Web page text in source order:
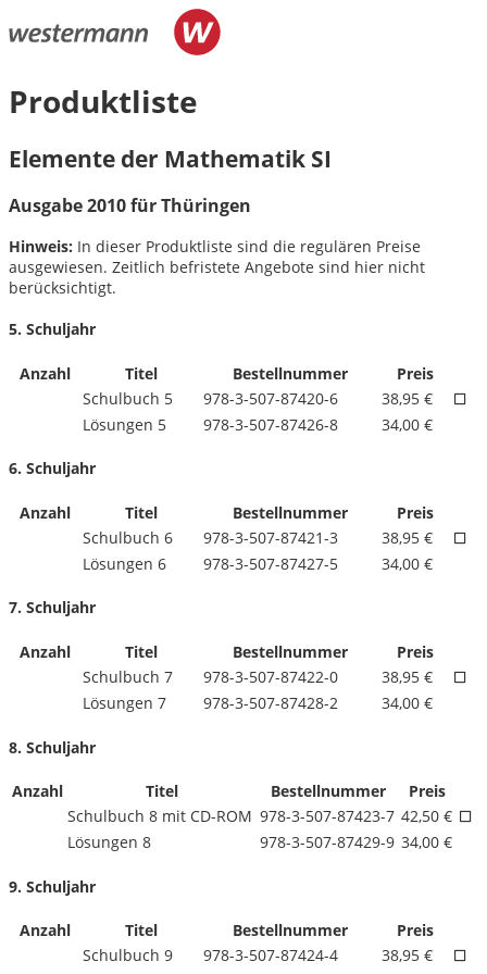
Produktliste
Elemente der Mathematik SI
Ausgabe 2010 für Thüringen
Hinweis: In dieser Produktliste sind die regulären Preise
ausgewiesen. Zeitlich befristete Angebote sind hier nicht
berücksichtigt.
5. Schuljahr
Anzahl Titel Bestellnummer
Preis
Schulbuch 5
978-3-507-87420-6
38,95 €
Lösungen 5
978-3-507-87426-8 34,00 €
6. Schuljahr
Anzahl Titel Bestellnummer
Preis
Schulbuch 6
978-3-507-87421-3
38,95 €
Lösungen 6
978-3-507-87427-5 34,00 €
7. Schuljahr
Anzahl Titel Bestellnummer
Preis
Schulbuch 7
978-3-507-87422-0
38,95 €
Lösungen 7
978-3-507-87428-2 34,00 €
8. Schuljahr
Anzahl Titel Bestellnummer
Preis
Schulbuch 8 mit CD-ROM 978-3-507-87423-7 42,50 €
Lösungen 8
978-3-507-87429-9 34,00 €
9. Schuljahr
Anzahl Titel Bestellnummer
Preis
Schulbuch 9
978-3-507-87424-4
38,95 €